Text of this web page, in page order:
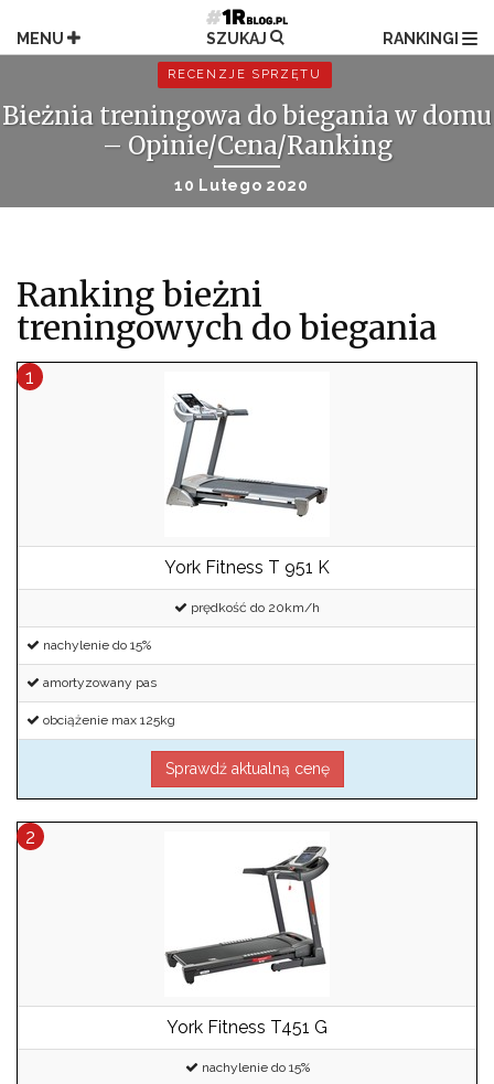
do
treści
MENU SZUKAJ RANKINGI
RECENZJE SPRZĘTU
Bieżnia treningowa do biegania w domu
– Opinie/Cena/Ranking
10 Lutego 2020
Ranking bieżni
treningowych do biegania
York Fitness T 951 K
prędkość do 20km/h
nachylenie do 15%
amortyzowany pas
obciążenie max 125kg
Sprawdź aktualną cenę
York Fitness T451 G
nachylenie do 15%